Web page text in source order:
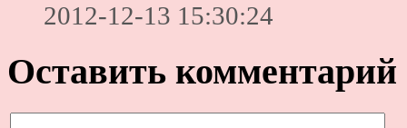
2012-12-13 15:30:24
Оставить комментарий